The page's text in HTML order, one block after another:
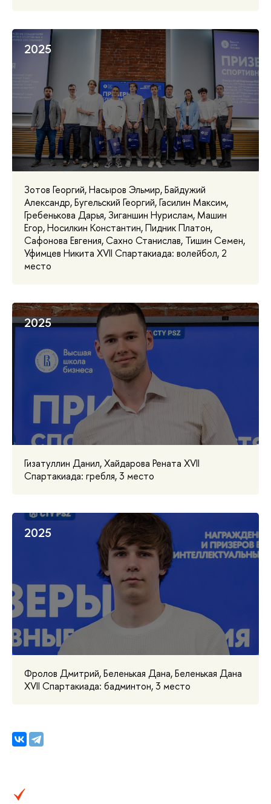
2025
Зотов Георгий, Насыров Эльмир, Байдужий
Александр, Бугельский Георгий, Гасилин Максим,
Гребенькова Дарья, Зиганшин Нурислам, Машин
Егор, Носилкин Константин, Пидник Платон,
Сафонова Евгения, Сахно Станислав, Тишин Семен,
Уфимцев Никита XVII Спартакиада: волейбол, 2
место
2025
Гизатуллин Данил, Хайдарова Рената XVII
Спартакиада: гребля, 3 место
2025
Фролов Дмитрий, Беленькая Дана, Беленькая Дана
XVII Спартакиада: бадминтон, 3 место